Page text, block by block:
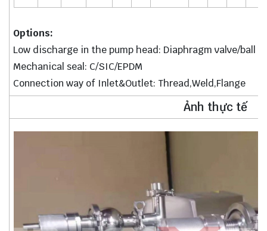
Options:
Low discharge in the pump head: Diaphragm valve/ball
Mechanical seal: C/SIC/EPDM
Connection way of Inlet&Outlet: Thread,Weld,Flange
Ảnh thực tế